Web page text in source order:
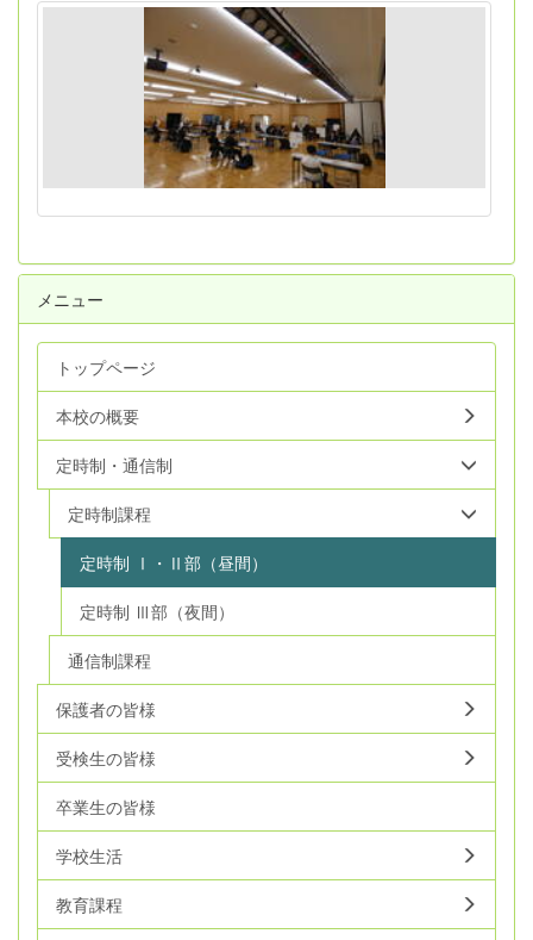
メニュー
トップページ
本校の概要
定時制・通信制
定時制課程
定時制 Ⅰ・Ⅱ部（昼間）
定時制 Ⅲ部（夜間）
通信制課程
保護者の皆様
受検生の皆様
卒業生の皆様
学校生活
教育課程